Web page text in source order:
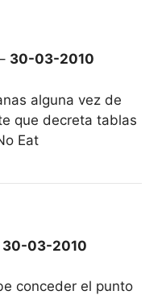
30-03-2010
alguna vez de
que decreta tablas
Eat
30-03-2010
conceder el punto